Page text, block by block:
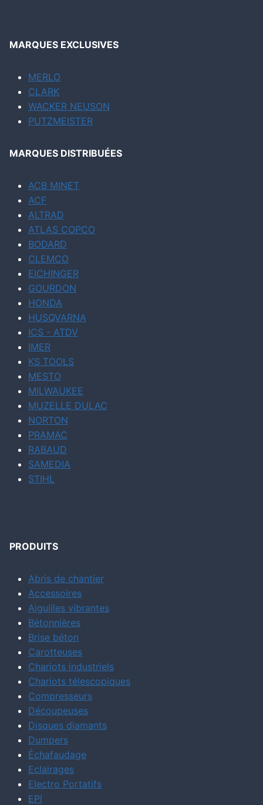
MARQUES EXCLUSIVES
MERLO
CLARK
WACKER NEUSON
PUTZMEISTER
MARQUES DISTRIBUÉES
ACB MINET
ACF
ALTRAD
ATLAS COPCO
BODARD
CLEMCO
EICHINGER
GOURDON
HONDA
HUSQVARNA
ICS - ATDV
IMER
KS TOOLS
MESTO
MILWAUKEE
MUZELLE DULAC
NORTON
PRAMAC
RABAUD
SAMEDIA
STIHL
PRODUITS
Abris de chantier
Accessoires
Aiguilles vibrantes
Bétonnières
Brise béton
Carotteuses
Chariots industriels
Chariots télescopiques
Compresseurs
Découpeuses
Disques diamants
Dumpers
Échafaudage
Eclairages
Electro Portatifs
EPI